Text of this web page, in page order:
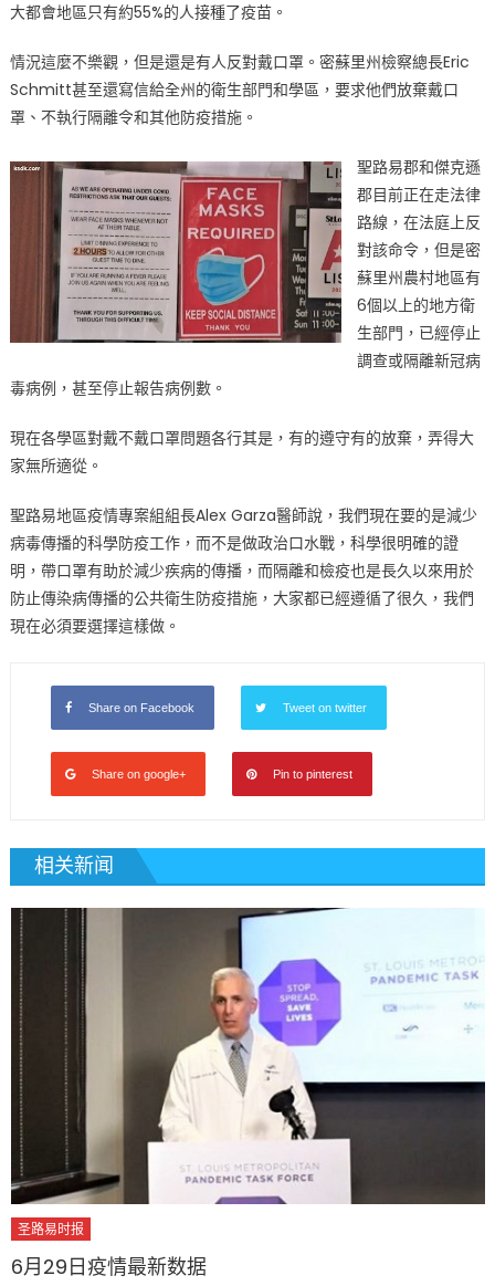
大都會地區只有約55%的人接種了疫苗。
情況這麼不樂觀，但是還是有人反對戴口罩。密蘇里州檢察總長Eric
Schmitt甚至還寫信給全州的衛生部門和學區，要求他們放棄戴口
罩、不執行隔離令和其他防疫措施。
聖路易郡和傑克遜
郡目前正在走法律
路線，在法庭上反
對該命令，但是密
蘇里州農村地區有
6個以上的地方衛
生部門，已經停止
調查或隔離新冠病
毒病例，甚至停止報告病例數。
現在各學區對戴不戴口罩問題各行其是，有的遵守有的放棄，弄得大
家無所適從。
聖路易地區疫情專案組組長Alex Garza醫師說，我們現在要的是減少
病毒傳播的科學防疫工作，而不是做政治口水戰，科學很明確的證
明，帶口罩有助於減少疾病的傳播，而隔離和檢疫也是長久以來用於
防止傳染病傳播的公共衛生防疫措施，大家都已經遵循了很久，我們
現在必須要選擇這樣做。
Share on Facebook Tweet on twitter
Share on google+ Pin to pinterest
相关新闻
圣路易时报
6月29日疫情最新数据